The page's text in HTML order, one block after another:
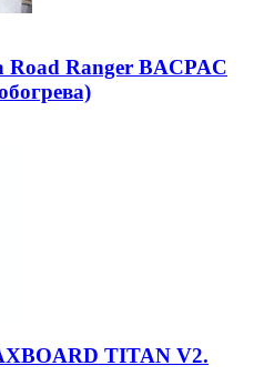
Road Ranger BACPAC
TITAN V2.